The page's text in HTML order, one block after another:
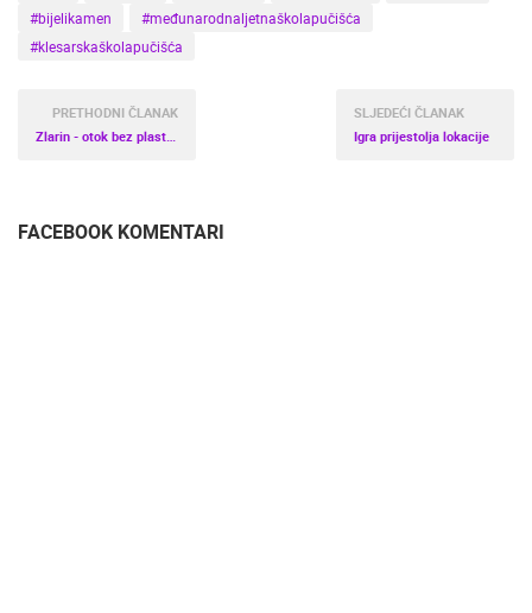
#bijelikamen
#međunarodnaljetnaškolapučišća
#klesarskaškolapučišća
PRETHODNI ČLANAK
SLJEDEĆI ČLANAK
Igra prijestolja lokacije
FACEBOOK KOMENTARI